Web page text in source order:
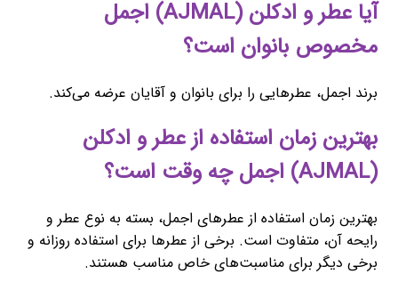
آیا عطر و ادکلن (AJMAL) اجمل
مخصوص بانوان است؟
برند اجمل، عطرهایی را برای بانوان و آقایان عرضه می‌کند.
بهترین زمان استفاده از عطر و ادکلن
(AJMAL) اجمل چه وقت است؟
بهترین زمان استفاده از عطرهای اجمل، بسته به نوع عطر و
رایحه آن، متفاوت است. برخی از عطرها برای استفاده روزانه و
برخی دیگر برای مناسبت‌های خاص مناسب هستند.